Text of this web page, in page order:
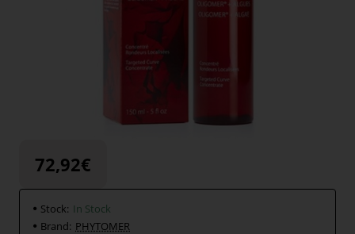
72,92€
Stock: In Stock
Brand: PHYTOMER